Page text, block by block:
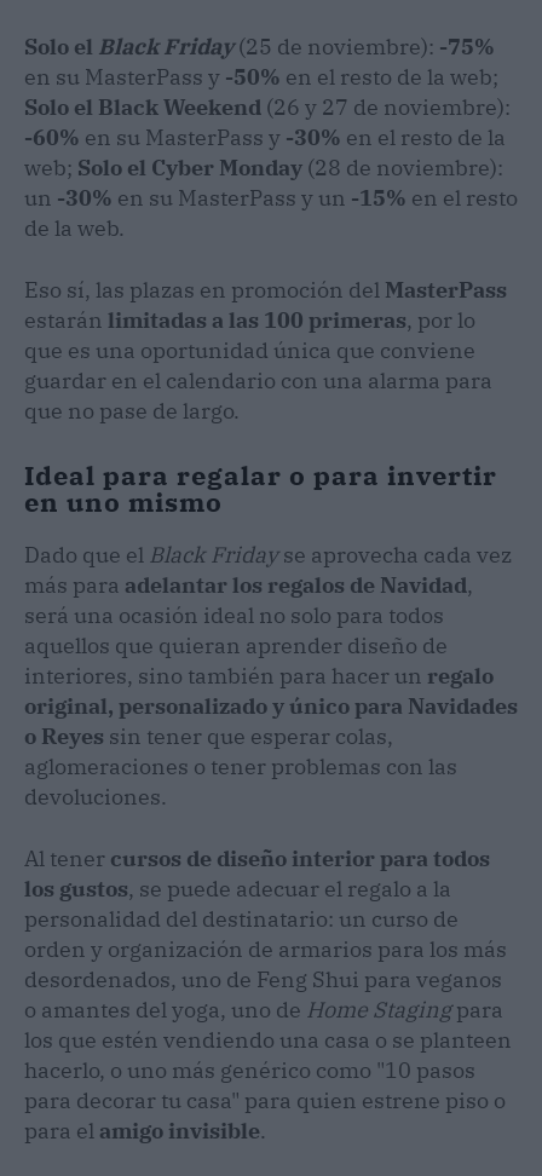
Solo el Black Friday(25 de noviembre): -75%
en su MasterPass y -50% en el resto de la web;
Solo el Black Weekend (26 y 27 de noviembre):
-60% en su MasterPass y -30% en el resto de la
web; Solo el Cyber Monday (28 de noviembre):
un -30% en su MasterPass y un -15% en el resto
de la web.
Eso sí, las plazas en promoción del MasterPass
estarán limitadas a las 100 primeras, por lo
que es una oportunidad única que conviene
guardar en el calendario con una alarma para
que no pase de largo.
Ideal para regalar o para invertir
en uno mismo
Dado que el Black Fridayse aprovecha cada vez
más para adelantar los regalos de Navidad,
será una ocasión ideal no solo para todos
aquellos que quieran aprender diseño de
interiores, sino también para hacer un regalo
original, personalizado y único para Navidades
o Reyes sin tener que esperar colas,
aglomeraciones o tener problemas con las
devoluciones.
Al tener cursos de diseño interior para todos
los gustos, se puede adecuar el regalo a la
personalidad del destinatario: un curso de
orden y organización de armarios para los más
desordenados, uno de Feng Shui para veganos
o amantes del yoga, uno de Home Stagingpara
los que estén vendiendo una casa o se planteen
hacerlo, o uno más genérico como "10 pasos
para decorar tu casa" para quien estrene piso o
para el amigo invisible.